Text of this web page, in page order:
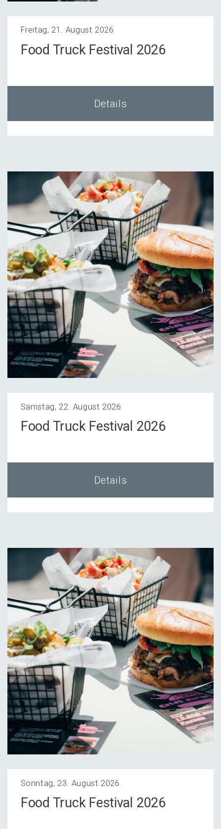
Freitag, 21. August 2026
Food Truck Festi­val 2026
Details
Samstag, 22. August 2026
Food Truck Festi­val 2026
Details
Sonntag, 23. August 2026
Food Truck Festi­val 2026